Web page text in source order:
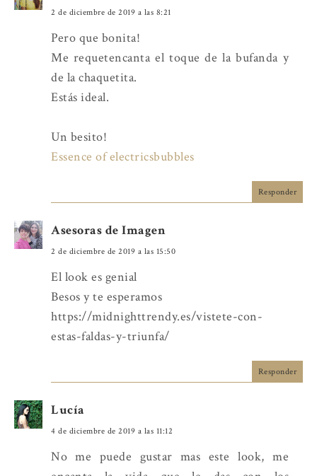
2 de diciembre de 2019 a las 8:21
Pero que bonita!
Me requetencanta el toque de la bufanda y
de la chaquetita.
Estás ideal.
Un besito!
Essence of electricsbubbles
Responder
Asesoras de Imagen
2 de diciembre de 2019 a las 15:50
El look es genial
Besos y te esperamos
https://midnighttrendy.es/vistete-con-
estas-faldas-y-triunfa/
Responder
Lucía
4 de diciembre de 2019 a las 11:12
No me puede gustar mas este look, me